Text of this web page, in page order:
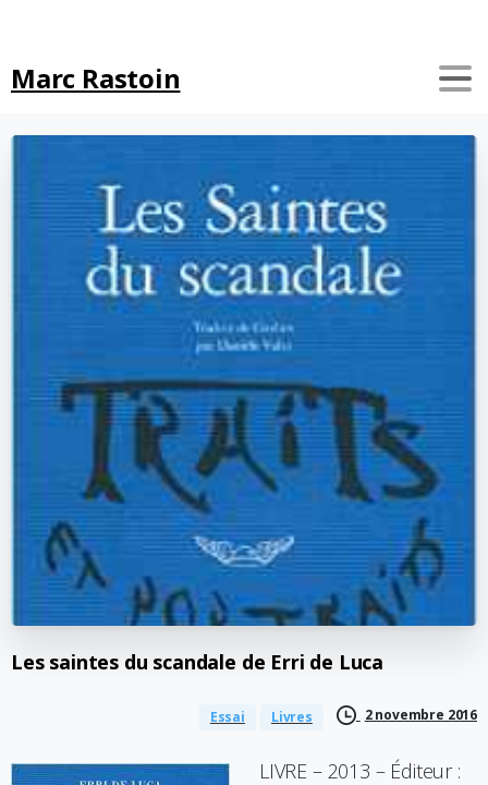
Marc Rastoin
Les saintes du scandale de Erri de Luca
Essai Livres 2 novembre 2016
LIVRE – 2013 – Éditeur :